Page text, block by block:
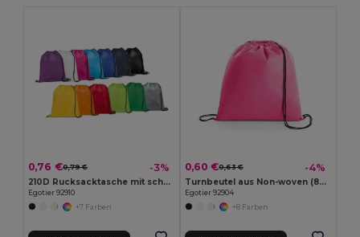
0,76 €0,79 € -3%
210D Rucksacktasche mit schwarzen Zugbändern
Egotier 92910
+7 Farben
0,60 €0,63 € -4%
Turnbeutel aus Non-woven (80 g/m²)
Egotier 92904
+8 Farben